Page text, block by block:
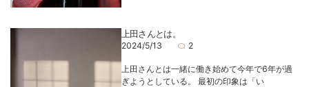
上田さんとは。
2024/5/13 2
上田さんとは一緒に働き始めて今年で6年が過
ぎようとしている。 最初の印象は「い